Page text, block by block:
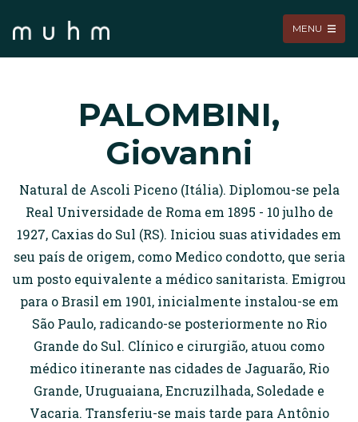
MENU
PALOMBINI,
Giovanni
Natural de Ascoli Piceno (Itália). Diplomou-se pela
Real Universidade de Roma em 1895 - 10 julho de
1927, Caxias do Sul (RS). Iniciou suas atividades em
seu país de origem, como Medico condotto, que seria
um posto equivalente a médico sanitarista. Emigrou
para o Brasil em 1901, inicialmente instalou-se em
São Paulo, radicando-se posteriormente no Rio
Grande do Sul. Clínico e cirurgião, atuou como
médico itinerante nas cidades de Jaguarão, Rio
Grande, Uruguaiana, Encruzilhada, Soledade e
Vacaria. Transferiu-se mais tarde para Antônio